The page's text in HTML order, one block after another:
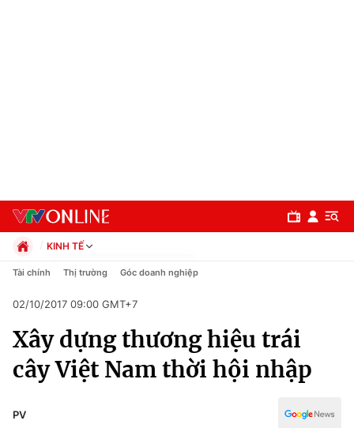
Chuyên mục
Chính trị
KINH TẾ
Chính trị
Pháp luật
Kinh tế
Thể thao
Truyền hình
Tài chính Thị trường Góc doanh nghiệp
02/10/2017 09:00 GMT+7
Xây dựng thương hiệu trái
cây Việt Nam thời hội nhập
PV